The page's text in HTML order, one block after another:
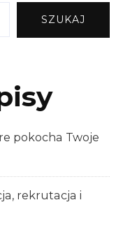
SZUKAJ
pokocha Twoje
rekrutacja i